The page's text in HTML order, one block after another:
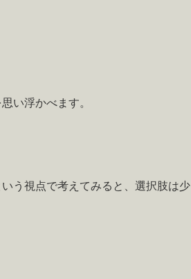
い浮かべます。
う視点で考えてみると、選択肢は少